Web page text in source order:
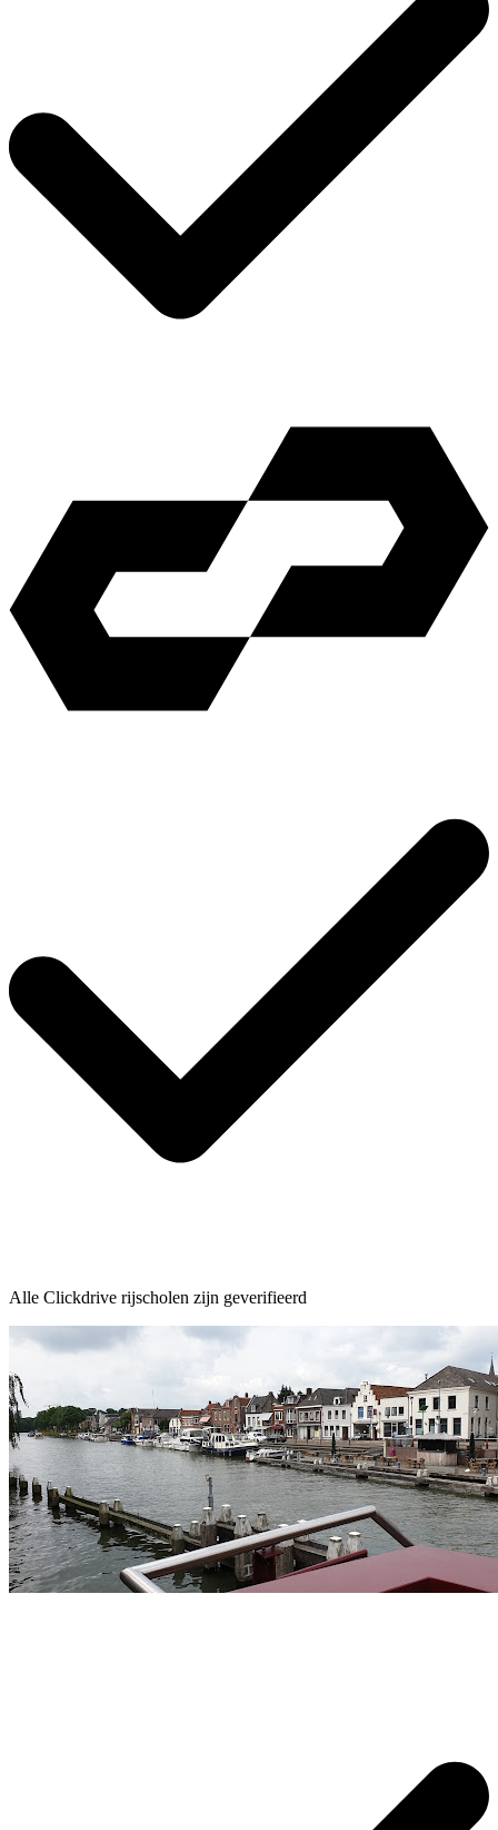
Alle Clickdrive rijscholen zijn geverifieerd